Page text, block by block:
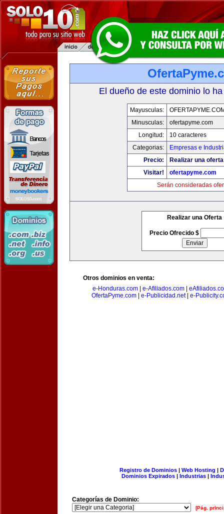
El dueño de este dominio lo
Mayusculas:
Minusculas:
ofertapyme.com
Longitud:
10 caracteres
Categorias:
Empresas e
Precio:
Realizar una
Visitar!
ofertapyme.com
Serán consideradas
Realizar una Oferta
Precio Ofrecido $
Otros dominios en venta:
e-Honduras.com| e-Afiliados.com|
OfertaPyme.com| e-Publicidad.net| e-
Registro de Dominios| Web Hosting |
Dominios Expirados | Industrias |
Categorías de Dominio:
[Pág.